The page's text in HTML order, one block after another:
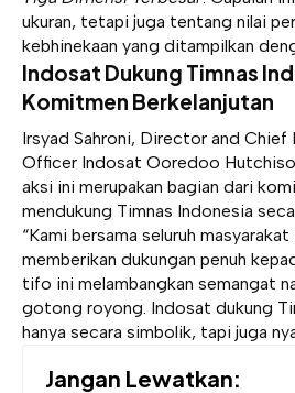
ukuran, tetapi juga tentang nilai
kebhinekaan yang ditampilkan
Indosat Dukung Timnas
Komitmen Berkelanjutan
Irsyad Sahroni, Director and Chief
Officer Indosat Ooredoo
aksi ini merupakan bagian dari
mendukung Timnas Indonesia
“Kami bersama seluruh
memberikan dukungan penuh
tifo ini melambangkan semangat
gotong royong. Indosat dukung
hanya secara simbolik, tapi juga
Jangan Lewatkan: